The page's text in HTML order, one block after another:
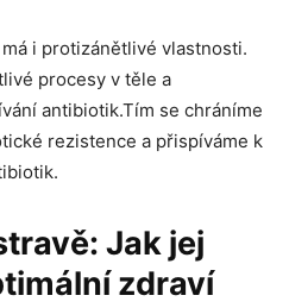
i⁢ protizánětlivé vlastnosti.
procesy v ​těle a
‍antibiotik.Tím ‍se chráníme
rezistence a přispíváme⁣ k
Jak jej
⁣zdraví